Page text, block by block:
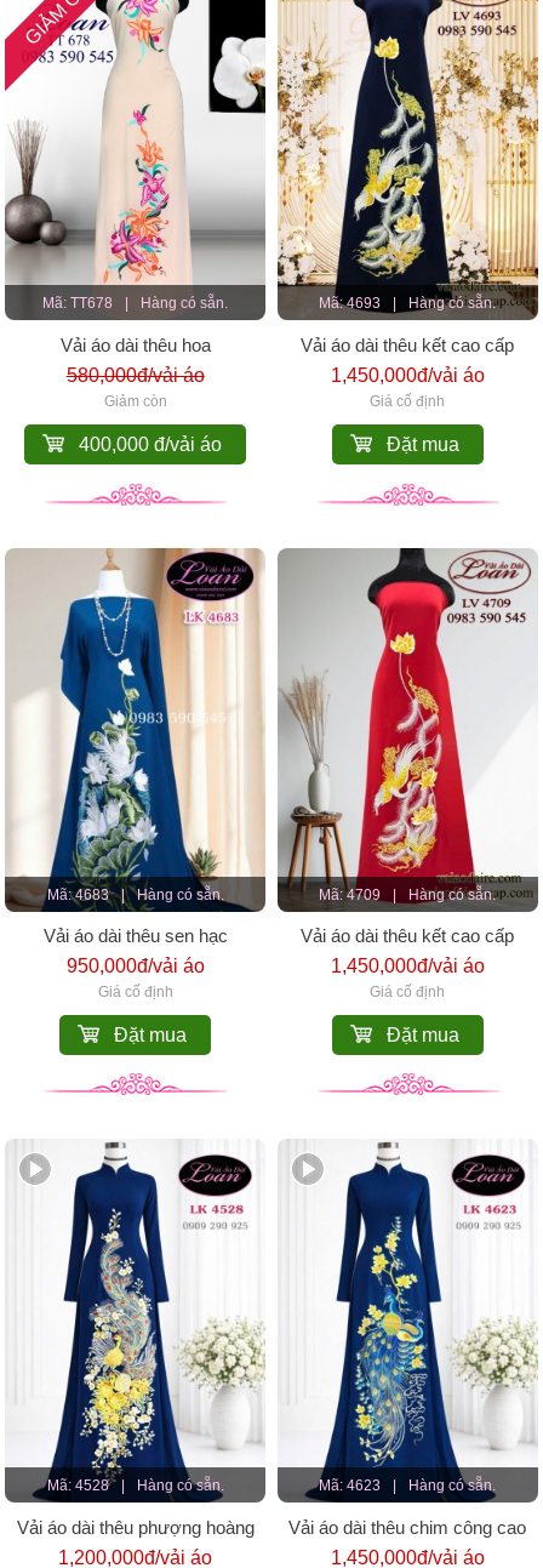
Mã: TT678 Hàng có sẵn.
Vải áo dài thêu hoa
580,000đ/vải áo
Giảm còn
400,000 đ/vải áo
Mã: 4693 Hàng có sẵn.
Vải áo dài thêu kết cao cấp
1,450,000đ/vải áo
Giá cố định
Đặt mua
Mã: 4683 | Hàng có sẵn.
Vải áo dài thêu sen hạc
950,000đ/vải áo
Giá cố định
Đặt mua
Mã: 4709 | Hàng có sẵn.
Vải áo dài thêu kết cao cấp
1,450,000đ/vải áo
Giá cố định
Đặt mua
Mã: 4528 Hàng có sẵn.
Vải áo dài thêu phượng hoàng
cao cấp
1,200,000đ/vải áo
Mã: 4623 Hàng có sẵn.
Vải áo dài thêu chim công cao
cấp
1,450,000đ/vải áo